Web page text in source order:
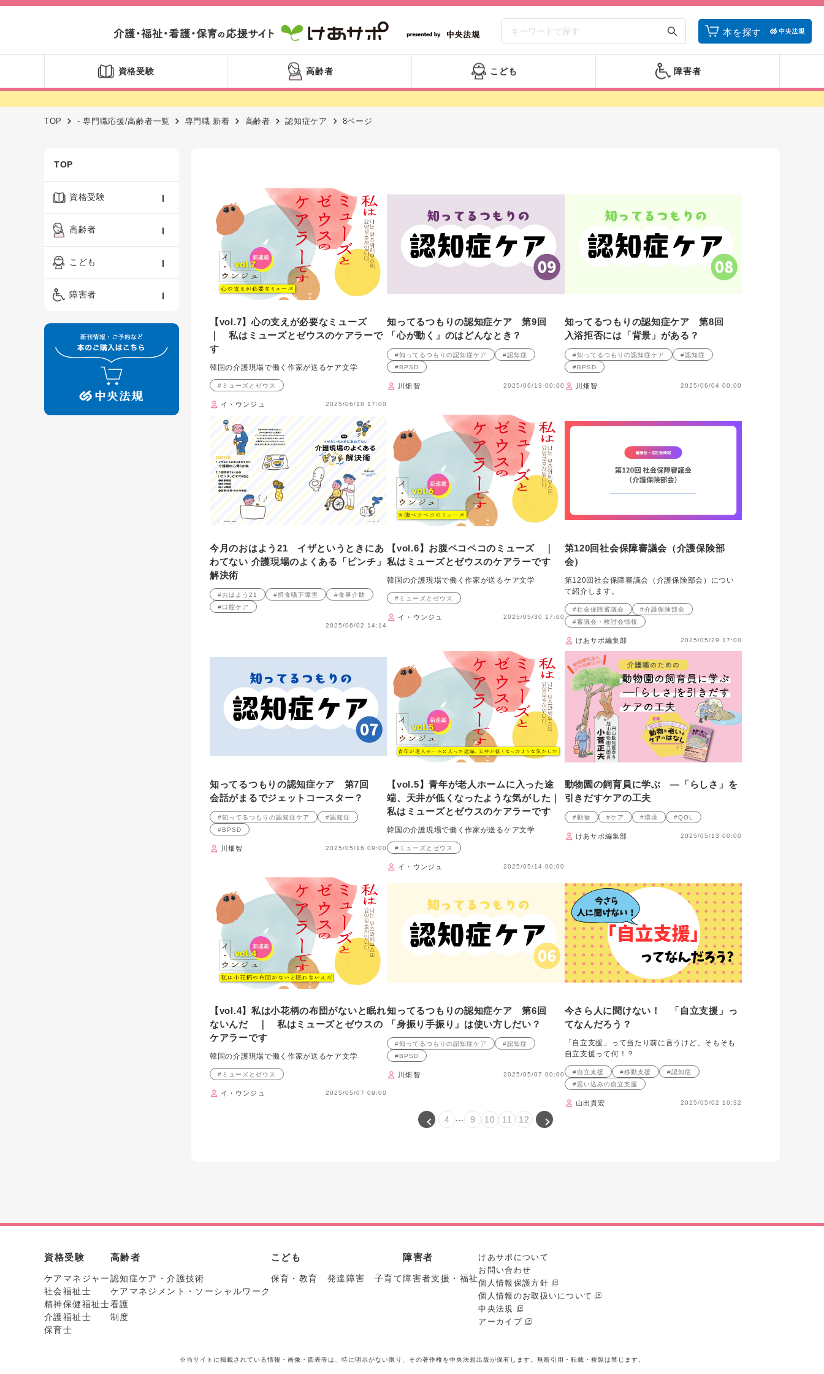
本を探す
資格受験 高齢者 こども 障害者
TOP - 専門職応援/高齢者一覧 専門職 新着 高齢者 認知症ケア 8ページ
TOP
資格受験
ケアマネジャー
精神保健福祉士
保育士
高齢者
認知症ケア・介護技術
ーシャルワーク
看護
制度
こども
保育・教育／発達障害
障害者
障害者支援・福祉
【vol.7】心の支えが必要なミューズ
｜ 私はミューズとゼウスのケアラーで
す
韓国の介護現場で働く作家が送るケア文学
#ミューズとゼウス
イ・ウンジュ 2025/06/18 17:00
知ってるつもりの認知症ケア 第9回
「心が動く」のはどんなとき？
#知ってるつもりの認知症ケア
#認知症
#BPSD
川畑智 2025/06/13 00:00
知ってるつもりの認知症ケア 第8回
入浴拒否には「背景」がある？
#知ってるつもりの認知症ケア
#認知症
#BPSD
川畑智 2025/06/04 00:00
今月のおはよう21 イザというときにあ
わてない 介護現場のよくある「ピンチ」
解決術
#おはよう21 #摂食嚥下障害
#食事介助
#口腔ケア
2025/06/02 14:14
【vol.6】お腹ペコペコのミューズ ｜
私はミューズとゼウスのケアラーです
韓国の介護現場で働く作家が送るケア文学
#ミューズとゼウス
イ・ウンジュ 2025/05/30 17:00
第120回社会保障審議会（介護保険部
会）
第120回社会保障審議会（介護保険部会）につい
て紹介します。
#社会保障審議会
#介護保険部会
#審議会・検討会情報
けあサポ編集部 2025/05/29 17:00
知ってるつもりの認知症ケア 第7回
会話がまるでジェットコースター？
#知ってるつもりの認知症ケア
#認知症
#BPSD
川畑智 2025/05/16 09:00
【vol.5】青年が老人ホームに入った途
端、天井が低くなったような気がした｜
私はミューズとゼウスのケアラーです
韓国の介護現場で働く作家が送るケア文学
#ミューズとゼウス
イ・ウンジュ 2025/05/14 00:00
動物園の飼育員に学ぶ ―「らしさ」を
引きだすケアの工夫
#動物 #ケア #環境 #QOL
けあサポ編集部 2025/05/13 00:00
【vol.4】私は小花柄の布団がないと眠れ
ないんだ ｜ 私はミューズとゼウスの
ケアラーです
韓国の介護現場で働く作家が送るケア文学
#ミューズとゼウス
イ・ウンジュ 2025/05/07 09:00
知ってるつもりの認知症ケア 第6回
「身振り手振り」は使い方しだい？
#知ってるつもりの認知症ケア
#認知症
#BPSD
川畑智 2025/05/07 00:00
今さら人に聞けない！ 「自立支援」っ
てなんだろう？
「自立支援」って当たり前に言うけど、そもそも
自立支援って何！？
#自立支援 #移動支援
#認知症
#思い込みの自立支援
山出貴宏 2025/05/02 10:32
4 9 10 11 12
資格受験
ケアマネジャー
社会福祉士
精神保健福祉士
介護福祉士
保育士
高齢者
認知症ケア・介護技術
ケアマネジメント・ソーシャルワーク
看護
制度
こども
保育・教育 発達障害 子育て
障害者
障害者支援・福祉
けあサポについて
お問い合わせ
個人情報保護方針
個人情報のお取扱いについて
中央法規
アーカイブ
※当サイトに掲載されている情報・画像・図表等は、特に明示がない限り、その著作権を中央法規出版が保有します。無断引用・転載・複製は禁じます。